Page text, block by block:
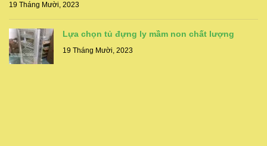
19 Tháng Mười, 2023
Lựa chọn tủ đựng ly mầm non chất lượng
19 Tháng Mười, 2023